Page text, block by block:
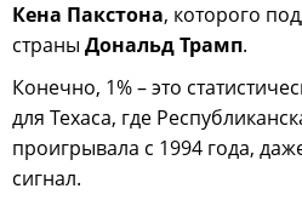
Кена Пакстона, которого
страны Дональд Трамп.
Конечно, 1% – это
для Техаса, где
проигрывала с 1994 года,
сигнал.